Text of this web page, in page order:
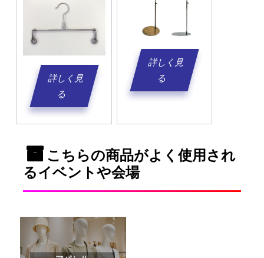
詳しく見
る
詳しく見
る
こちらの商品がよく使用され
るイベントや会場